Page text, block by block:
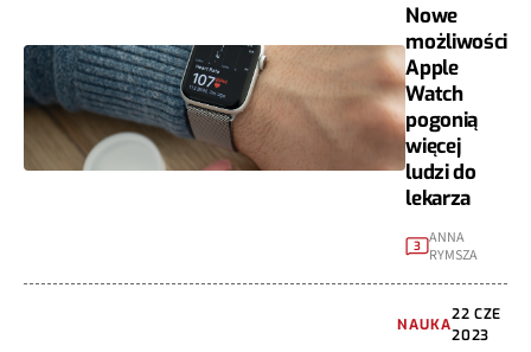
Nowe
możliwości
Apple
Watch
pogonią
więcej
ludzi do
lekarza
3 ANNA
RYMSZA
NAUKA
22 CZE
2023